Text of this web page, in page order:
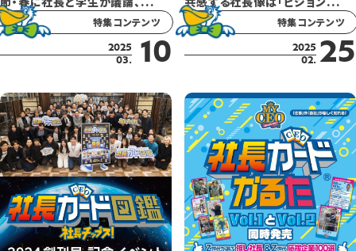
特集コンテンツ
2025
03.
10
特集コンテンツ
2025
02. 25